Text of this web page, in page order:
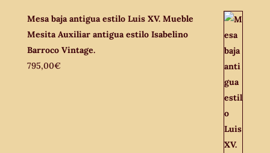
Mesa baja antigua estilo Luis XV. Mueble
Mesita Auxiliar antigua estilo Isabelino
Barroco Vintage.
795,00€